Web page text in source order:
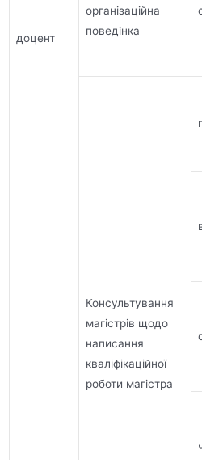
доцент
організаційна
поведінка
Консультування
магістрів щодо
написання
кваліфікаційної
роботи магістра